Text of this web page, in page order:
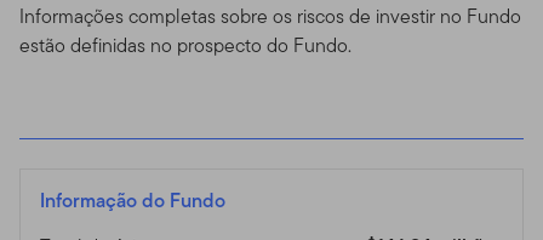
Informações completas sobre os riscos de investir no Fundo
estão definidas no prospecto do Fundo.
Informação do Fundo